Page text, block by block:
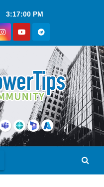
3:17:00 PM